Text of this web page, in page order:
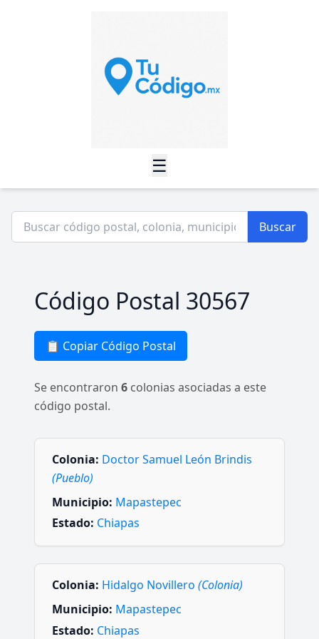
☰
Buscar
Código Postal 30567
📋 Copiar Código Postal
Se encontraron 6 colonias asociadas a este
código postal.
Colonia: Doctor Samuel León Brindis
(Pueblo)
Municipio: Mapastepec
Estado: Chiapas
Colonia: Hidalgo Novillero (Colonia)
Municipio: Mapastepec
Estado: Chiapas